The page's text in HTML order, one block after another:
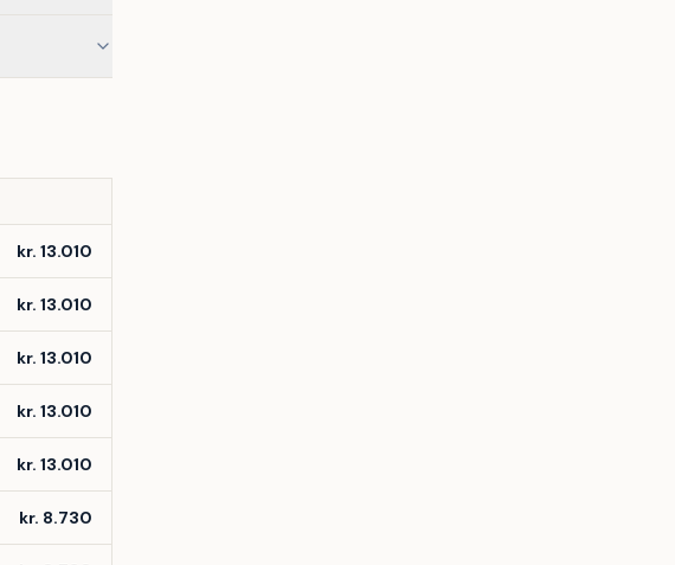
kr. 13.010
kr. 13.010
kr. 13.010
kr. 13.010
kr. 13.010
kr. 8.730